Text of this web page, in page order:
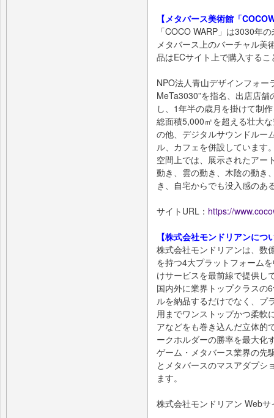
【メタバース美術館「
「COCO WARP」は3030年
メタバース上のバーチャル美
品はECサイト上で購入する
NPO法人青山デザインフォー
MeTa3030”を指名、出店店
し、1年半の歳月を掛けて制
総面積5,000㎡を超える壮大
の他、デジタルサウンドルー
ル、カフェを併設しています
空間上では、展示されたアー
動き、雲の動き、木陰の動き
き、自宅からでも没入感のあ
サイトURL： https://
【株式会社モンドリアンにつ
株式会社モンドリアンは、数
を持つ4大プラットフォーム
けサービスを最前線で提供し
国内外に業界トップクラスの
ルを納品するだけでなく、プ
用までワンストップかつ柔軟
アなどをも巻き込んだ立体的
ークホルダーの勝率を最大化
ゲーム・メタバース業界の先
とメタバースのマスアダプシ
ます。
株式会社モンドリアン Webサ